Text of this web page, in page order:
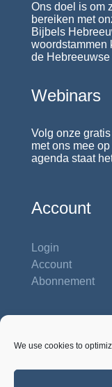
We use cookies to
Ons doel is om
bereiken met
Bijbels
woordstammen
de
Webinars
Volg onze
met ons mee
agenda staat
Account
Login
Account
Abonnement
Inbar 62 b
Na'ale P.O. Box